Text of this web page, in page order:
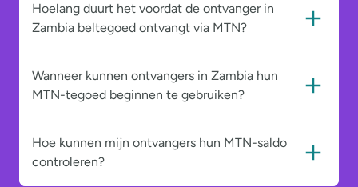
Hoelang duurt het voordat de ontvanger in
Zambia beltegoed ontvangt via MTN?
Wanneer kunnen ontvangers in Zambia hun
MTN-tegoed beginnen te gebruiken?
Hoe kunnen mijn ontvangers hun MTN-saldo
controleren?